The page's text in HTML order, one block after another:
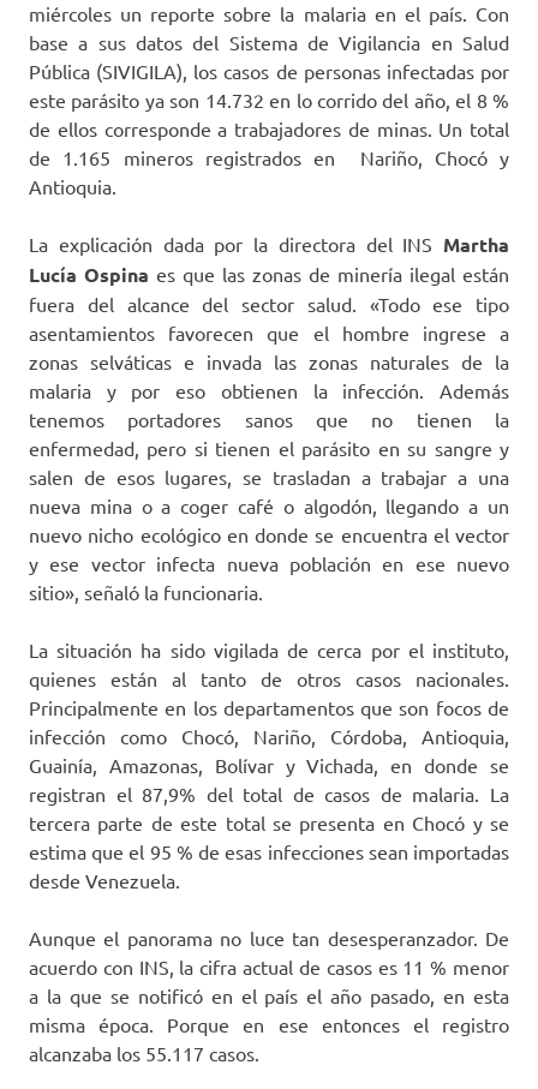
miércoles un reporte sobre la malaria en el país. Con
base a sus datos del Sistema de Vigilancia en Salud
Pública (SIVIGILA), los casos de personas infectadas por
este parásito ya son 14.732 en lo corrido del año, el 8 %
de ellos corresponde a trabajadores de minas. Un total
de 1.165 mineros registrados en Nariño, Chocó y
Antioquia.
La explicación dada por la directora del INS Martha
Lucía Ospina es que las zonas de minería ilegal están
fuera del alcance del sector salud. «Todo ese tipo
asentamientos favorecen que el hombre ingrese a
zonas selváticas e invada las zonas naturales de la
malaria y por eso obtienen la infección. Además
tenemos portadores sanos que no tienen la
enfermedad, pero si tienen el parásito en su sangre y
salen de esos lugares, se trasladan a trabajar a una
nueva mina o a coger café o algodón, llegando a un
nuevo nicho ecológico en donde se encuentra el vector
y ese vector infecta nueva población en ese nuevo
sitio», señaló la funcionaria.
La situación ha sido vigilada de cerca por el instituto,
quienes están al tanto de otros casos nacionales.
Principalmente en los departamentos que son focos de
infección como Chocó, Nariño, Córdoba, Antioquia,
Guainía, Amazonas, Bolívar y Vichada, en donde se
registran el 87,9% del total de casos de malaria. La
tercera parte de este total se presenta en Chocó y se
estima que el 95 % de esas infecciones sean importadas
desde Venezuela.
Aunque el panorama no luce tan desesperanzador. De
acuerdo con INS, la cifra actual de casos es 11 % menor
a la que se notificó en el país el año pasado, en esta
misma época. Porque en ese entonces el registro
alcanzaba los 55.117 casos.